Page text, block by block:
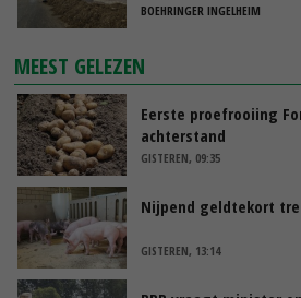
BOEHRINGER INGELHEIM
MEEST GELEZEN
Eerste proefrooiing
achterstand
GISTEREN, 09:35
Nijpend geldtekort
GISTEREN, 13:14